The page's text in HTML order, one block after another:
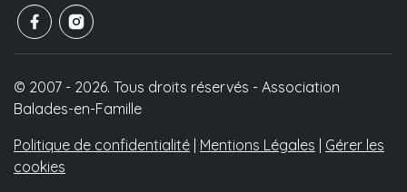
© 2007 - 2026. Tous droits réservés - Association
Balades-en-Famille
Politique de confidentialité | Mentions Légales | Gérer les
cookies